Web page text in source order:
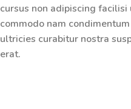
cursus non adipiscing
commodo nam
ultricies curabitur nostra
erat.